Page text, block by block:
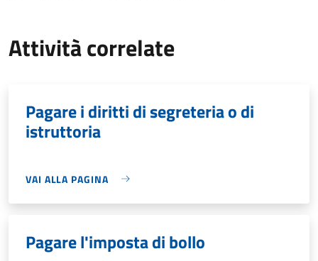
Attività correlate
Pagare i diritti di segreteria o di
istruttoria
VAI ALLA PAGINA
Pagare l'imposta di bollo